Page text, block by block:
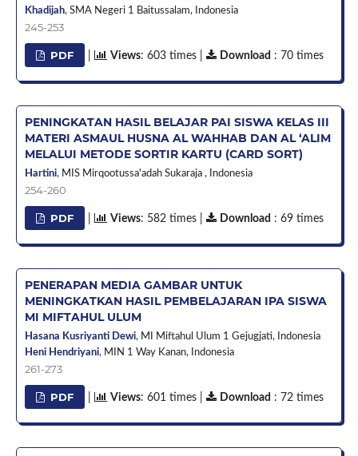
Khadijah, SMA Negeri 1 Baitussalam, Indonesia
245-253
PDF Views: 603 times | Download : 70 times
PENINGKATAN HASIL BELAJAR PAI SISWA KELAS III
MATERI ASMAUL HUSNA AL WAHHAB DAN AL ‘ALIM
MELALUI METODE SORTIR KARTU (CARD SORT)
Hartini, MIS Mirqootussa'adah Sukaraja , Indonesia
254-260
PDF Views: 582 times | Download : 69 times
PENERAPAN MEDIA GAMBAR UNTUK
MENINGKATKAN HASIL PEMBELAJARAN IPA SISWA
MI MIFTAHUL ULUM
Hasana Kusriyanti Dewi, MI Miftahul Ulum 1 Gejugjati,
Indonesia
Heni Hendriyani, MIN 1 Way Kanan, Indonesia
261-273
PDF Views: 601 times | Download : 72 times